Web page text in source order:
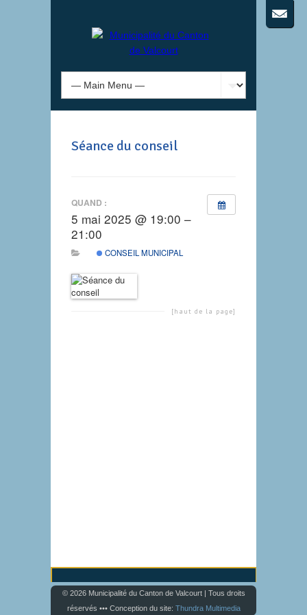
Séance du conseil
QUAND :
5 mai 2025 @ 19:00 –
21:00
CONSEIL MUNICIPAL
[haut de la page]
© 2026 Municipalité du Canton de Valcourt | Tous droits
réservés ••• Conception du site: Thundra Multimedia